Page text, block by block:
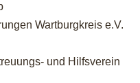
Wartburgkreis e.V.
und Hilfsverein